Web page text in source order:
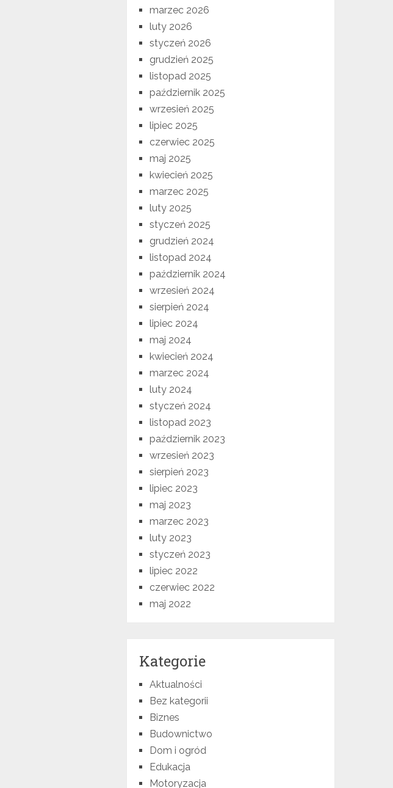
marzec 2026
luty 2026
styczeń 2026
grudzień 2025
listopad 2025
październik 2025
wrzesień 2025
lipiec 2025
czerwiec 2025
maj 2025
kwiecień 2025
marzec 2025
luty 2025
styczeń 2025
grudzień 2024
listopad 2024
październik 2024
wrzesień 2024
sierpień 2024
lipiec 2024
maj 2024
kwiecień 2024
marzec 2024
luty 2024
styczeń 2024
listopad 2023
październik 2023
wrzesień 2023
sierpień 2023
lipiec 2023
maj 2023
marzec 2023
luty 2023
styczeń 2023
lipiec 2022
czerwiec 2022
maj 2022
Kategorie
Aktualności
Bez kategorii
Biznes
Budownictwo
Dom i ogród
Edukacja
Motoryzacja